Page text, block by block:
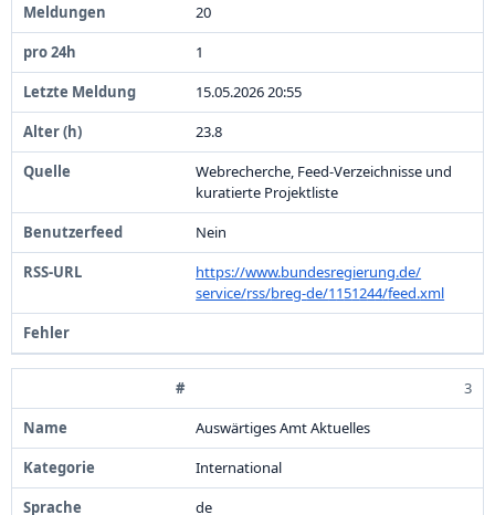
20
1
15.05.202620:55
23.8
Webrecherche, Feed-Verzeichnisse und
kuratierte Projektliste
Nein
https://www.bundesregierung.de/
service/rss/breg-de/1151244/feed.xml
3
Auswärtiges Amt Aktuelles
International
de